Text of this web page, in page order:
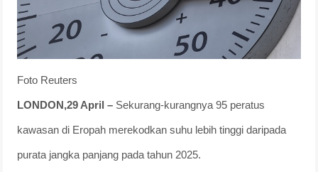
Foto Reuters
LONDON,29 April – Sekurang-kurangnya 95 peratus
kawasan di Eropah merekodkan suhu lebih tinggi daripada
purata jangka panjang pada tahun 2025.